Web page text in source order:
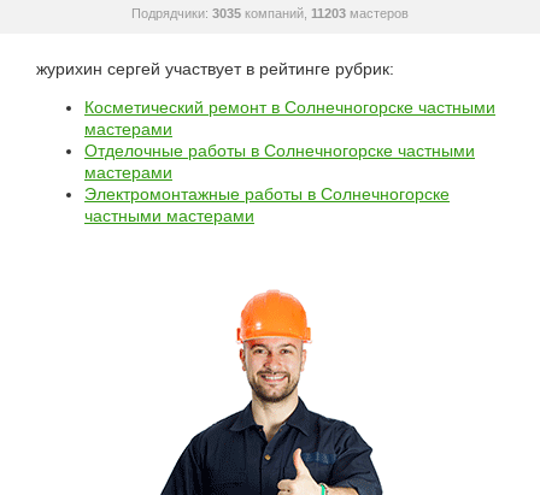
Подрядчики: 3035 компаний, 11203 мастеров
журихин сергей участвует в рейтинге рубрик:
Косметический ремонт в Солнечногорске частными
мастерами
Отделочные работы в Солнечногорске частными
мастерами
Электромонтажные работы в Солнечногорске
частными мастерами